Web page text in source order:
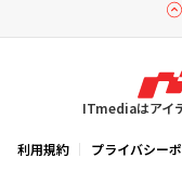
ITmediaはアイ
利用規約 プライバシー